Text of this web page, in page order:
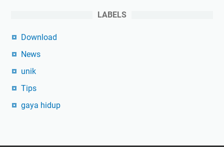
LABELS
Download
News
unik
Tips
gaya hidup